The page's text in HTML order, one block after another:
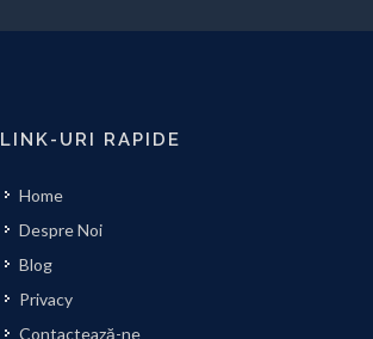
LINK-URI RAPIDE
Home
Despre Noi
Blog
Privacy
Contactează-ne